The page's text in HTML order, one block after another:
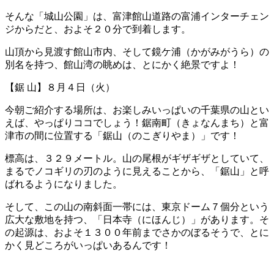
そんな「城山公園」は、富津館山道路の富浦インターチェン
ジからだと、およそ２０分で到着します。
山頂から見渡す館山市内、そして鏡ケ浦（かがみがうら）の
別名を持つ、館山湾の眺めは、とにかく絶景ですよ！
【鋸 山】８月４日（火）
今朝ご紹介する場所は、お楽しみいっぱいの千葉県の山とい
えば、やっぱりココでしょう！鋸南町（きょなんまち）と富
津市の間に位置する「鋸山（のこぎりやま）」です！
標高は、３２９メートル。山の尾根がギザギザとしていて、
まるでノコギリの刃のように見えることから、「鋸山」と呼
ばれるようになりました。
そして、この山の南斜面一帯には、東京ドーム７個分という
広大な敷地を持つ、「日本寺（にほんじ）」があります。そ
の起源は、およそ１３００年前までさかのぼるそうで、とに
かく見どころがいっぱいあるんです！